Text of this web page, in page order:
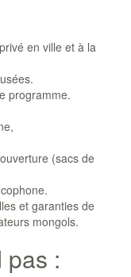
en ville et à la
programme.
(sacs de
et garanties de
mongols.
pas :